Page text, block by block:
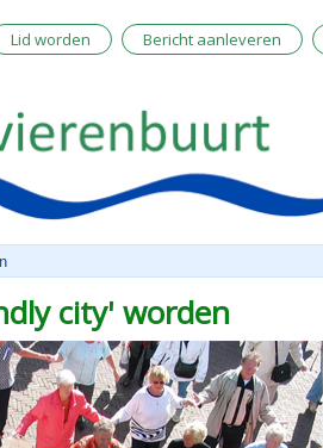
Lid worden Bericht aanleveren
city' worden